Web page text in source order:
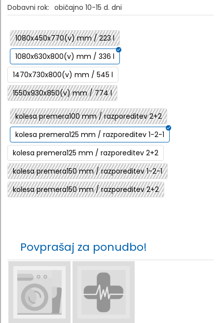
Dobavni rok: običajno 10-15 d. dni
1080x450x770(v) mm / 223 l
1080x630x800(v) mm / 336 l
1470x730x800(v) mm / 545 l
1550x930x850(v) mm / 774 l
kolesa premera100 mm / razporeditev 2+2
kolesa premera125 mm / razporeditev 1-2-1
kolesa premera125 mm / razporeditev 2+2
kolesa premera150 mm / razporeditev 1-2-1
kolesa premera150 mm / razporeditev 2+2
Povprašaj za ponudbo!